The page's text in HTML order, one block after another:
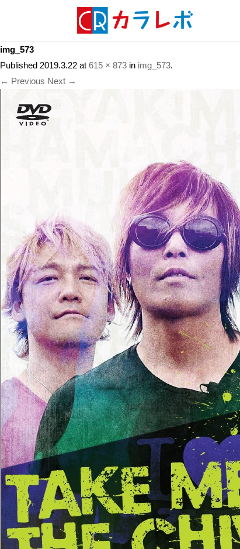
img_573
Published 2019.3.22 at 615 × 873 in img_573.
← Previous Next →